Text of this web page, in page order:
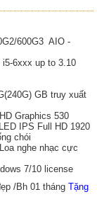
600G3 AIO -
6xxx up to 3.10
GB truy xuất
Graphics 530
IPS Full HD 1920
chói
nghe nhạc cực
7/10 license
/Bh 01 tháng Tặng